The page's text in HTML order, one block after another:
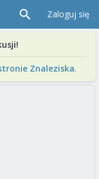
Zaloguj się
Znaleziska.